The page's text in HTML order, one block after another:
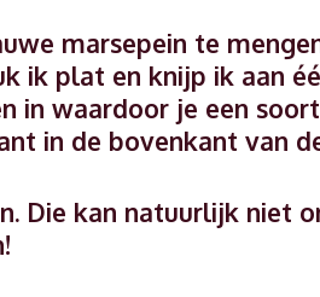
marsepein te
ik plat en knijp ik aan
in waardoor je een
in de bovenkant van
Die kan natuurlijk niet